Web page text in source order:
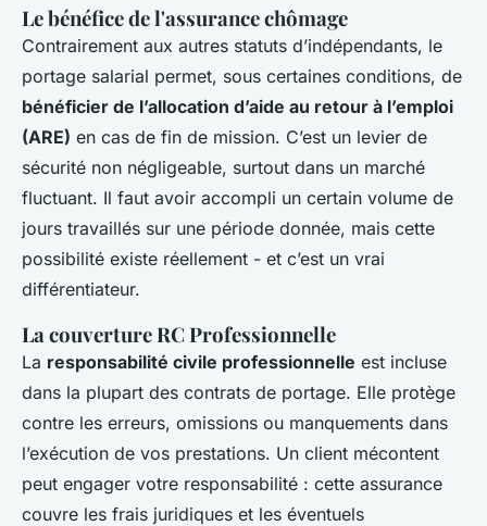
Le bénéfice de l'assurance chômage
Contrairement aux autres statuts d’indépendants, le
portage salarial permet, sous certaines conditions, de
bénéficier de l’allocation d’aide au retour à l’emploi
(ARE) en cas de fin de mission. C’est un levier de
sécurité non négligeable, surtout dans un marché
fluctuant. Il faut avoir accompli un certain volume de
jours travaillés sur une période donnée, mais cette
possibilité existe réellement - et c’est un vrai
différentiateur.
La couverture RC Professionnelle
La responsabilité civile professionnelle est incluse
dans la plupart des contrats de portage. Elle protège
contre les erreurs, omissions ou manquements dans
l’exécution de vos prestations. Un client mécontent
peut engager votre responsabilité : cette assurance
couvre les frais juridiques et les éventuels